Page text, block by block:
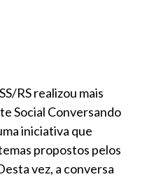
RS realizou mais
Social Conversando
iniciativa que
propostos pelos
vez, a conversa